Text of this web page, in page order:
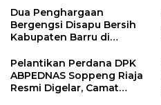
Dua Penghargaan
Bergengsi Disapu Bersih
Kabupaten Barru di
Pelantikan Perdana DPK
ABPEDNAS Soppeng Riaja
Resmi Digelar, Camat